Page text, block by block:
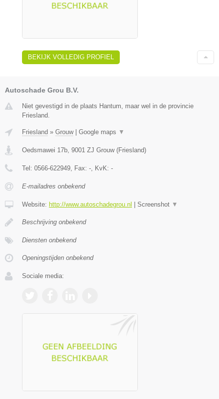
BEKIJK VOLLEDIG PROFIEL
Autoschade Grou B.V.
Niet gevestigd in de plaats Hantum, maar wel in de provincie
Friesland.
Friesland » Grouw| Google maps ▼
Oedsmawei 17b, 9001 ZJ Grouw(Friesland)
Tel: 0566-622949, Fax: -, KvK: -
E-mailadres onbekend
Website: http://www.autoschadegrou.nl Screenshot ▼
Beschrijving onbekend
Diensten onbekend
Openingstijden onbekend
Sociale media: